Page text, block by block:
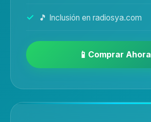
🎵 Inclusión en radiosya.com
Comprar Ahora